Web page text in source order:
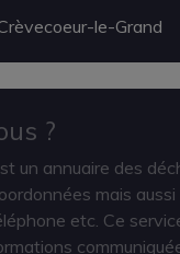
le-Grand
?
un annuaire des
mais
etc. Ce